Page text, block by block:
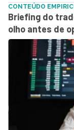
CONTEÚDO
Briefing do
olho antes de